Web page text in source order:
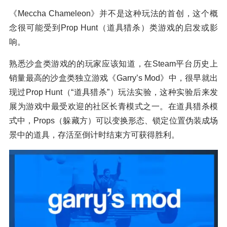
《Meccha Chameleon》并不是这种玩法的首创，这个概
念很可能受到Prop Hunt（道具猎杀）类游戏的启发或影
响。
熟悉沙盒类游戏的的玩家应该知道，在Steam平台历史上
销量最高的沙盒类独立游戏《Garry’s Mod》中，很早就出
现过Prop Hunt（“道具猎杀”）玩法实验，这种实验后来发
展为游戏中最受欢迎的社区长青模式之一。在道具猎杀模
式中，Props（躲藏方）可以变换形态、锁定位置伪装成场
景中的道具，存活至倒计时结束方可获得胜利。